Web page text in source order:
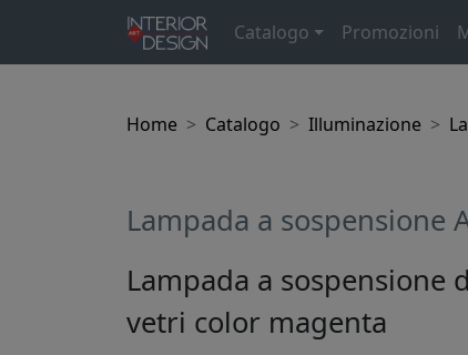
Catalogo Promozioni
Home Catalogo Illuminazione
Lampada a sospensione
Lampada a sospensione
vetri color magenta